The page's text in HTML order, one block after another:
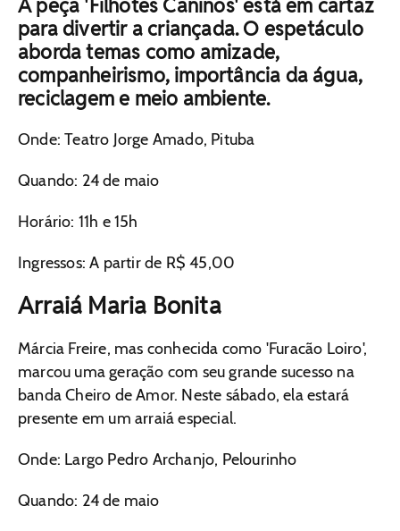
A peça 'Filhotes Caninos' está em cartaz
para divertir a criançada. O espetáculo
aborda temas como amizade,
companheirismo, importância da água,
reciclagem e meio ambiente.
Onde: Teatro Jorge Amado, Pituba
Quando: 24 de maio
Horário: 11h e 15h
Ingressos: A partir de R$ 45,00
Arraiá Maria Bonita
Márcia Freire, mas conhecida como 'Furacão Loiro',
marcou uma geração com seu grande sucesso na
banda Cheiro de Amor. Neste sábado, ela estará
presente em um arraiá especial.
Onde: Largo Pedro Archanjo, Pelourinho
Quando: 24 de maio